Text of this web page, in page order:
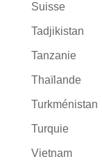
Suisse
Tadjikistan
Tanzanie
Thaïlande
Turkménistan
Turquie
Vietnam